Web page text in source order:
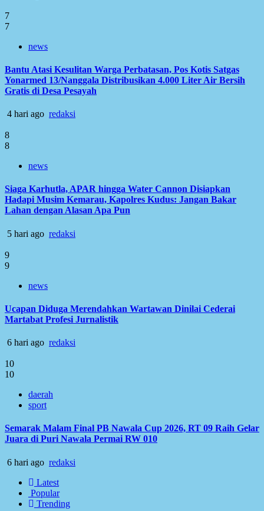
7
7
news
Bantu Atasi Kesulitan Warga Perbatasan, Pos Kotis Satgas
Yonarmed 13/Nanggala Distribusikan 4.000 Liter Air Bersih
Gratis di Desa Pesayah
4 hari ago redaksi
8
8
news
Siaga Karhutla, APAR hingga Water Cannon Disiapkan
Hadapi Musim Kemarau, Kapolres Kudus: Jangan Bakar
Lahan dengan Alasan Apa Pun
5 hari ago redaksi
9
9
news
Ucapan Diduga Merendahkan Wartawan Dinilai Cederai
Martabat Profesi Jurnalistik
6 hari ago redaksi
10
10
daerah
sport
Semarak Malam Final PB Nawala Cup 2026, RT 09 Raih Gelar
Juara di Puri Nawala Permai RW 010
6 hari ago redaksi
Latest
Popular
Trending